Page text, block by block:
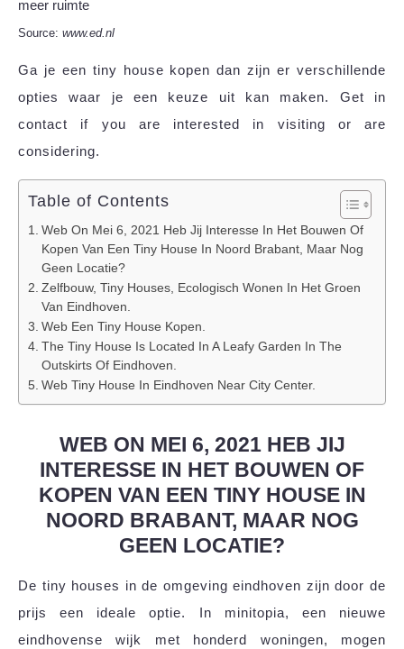
Source: www.ed.nl
Ga je een tiny house kopen dan zijn er verschillende
opties waar je een keuze uit kan maken. Get in
contact if you are interested in visiting or are
considering.
Table of Contents
Web On Mei 6, 2021 Heb Jij Interesse In Het Bouwen Of
Kopen Van Een Tiny House In Noord Brabant, Maar Nog
Geen Locatie?
Zelfbouw, Tiny Houses, Ecologisch Wonen In Het Groen
Van Eindhoven.
Web Een Tiny House Kopen.
The Tiny House Is Located In A Leafy Garden In The
Outskirts Of Eindhoven.
Web Tiny House In Eindhoven Near City Center.
WEB ON MEI 6, 2021 HEB JIJ
INTERESSE IN HET BOUWEN OF
KOPEN VAN EEN TINY HOUSE IN
NOORD BRABANT, MAAR NOG
GEEN LOCATIE?
De tiny houses in de omgeving eindhoven zijn door de
prijs een ideale optie. In minitopia, een nieuwe
eindhovense wijk met honderd woningen, mogen